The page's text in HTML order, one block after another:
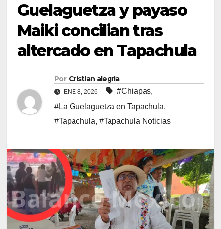
Guelaguetza y payaso
Maiki concilian tras
altercado en Tapachula
Por Cristian alegria
ENE 8, 2026 #Chiapas,
#La Guelaguetza en Tapachula,
#Tapachula, #Tapachula Noticias